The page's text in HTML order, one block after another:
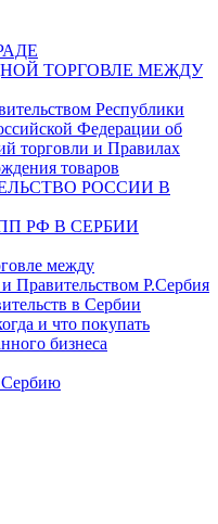
ТОРГОВЛЕ МЕЖДУ
Республики
Федерации об
торговли и Правилах
товаров
РОССИИ В
РФ В СЕРБИИ
между
Правительством Р.Сербия
в Сербии
и что покупать
бизнеса
Сербию